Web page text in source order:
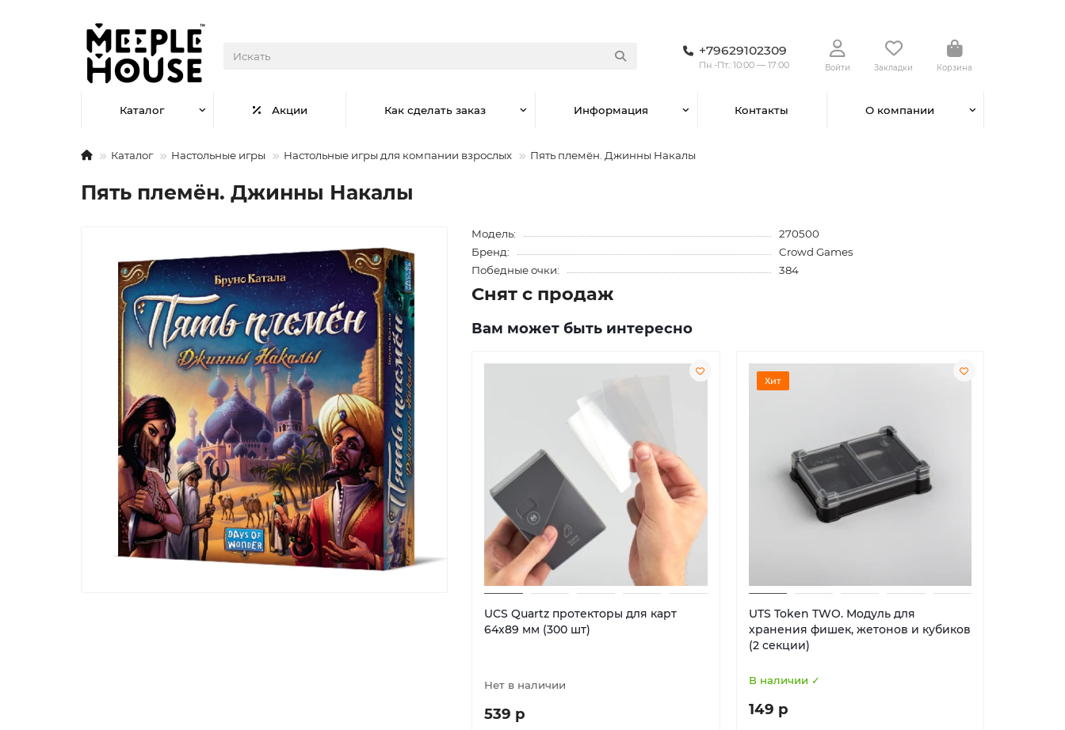
+79629102309
Пн.-Пт.: 10:00 — 17:00 Войти Закладки Корзина
Каталог Акции Как сделать заказ Информация Контакты О компании
Каталог Настольные игры Настольные игры для компании взрослых Пять племён. Джинны Накалы
Пять племён. Джинны Накалы
Модель:
270500
Бренд:
Crowd Games
Победные очки:
384
Снят с продаж
Вам может быть интересно
UCS Quartz протекторы для карт
64х89 мм (300 шт)
Нет в наличии
539 р
Хит
UTS Token TWO. Модуль для
хранения фишек, жетонов и кубиков
(2 секции)
В наличии ✓
149 р